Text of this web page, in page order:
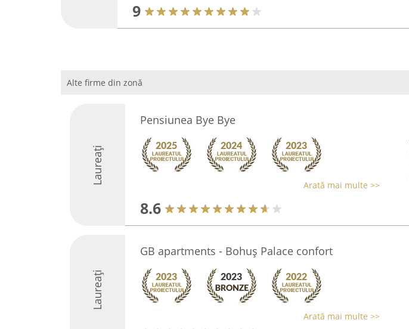
9
Alte firme din zonă
Laureați
Pensiunea Bye Bye
Arată mai multe >>
8.6
Laureați
GB apartments - Bohuş Palace confort
Arată mai multe >>